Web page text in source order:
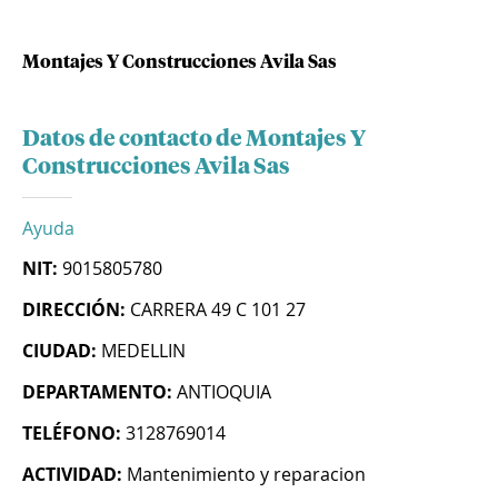
Montajes Y Construcciones Avila Sas
Datos de contacto de Montajes Y
Construcciones Avila Sas
Ayuda
NIT: 9015805780
DIRECCIÓN: CARRERA 49 C 101 27
CIUDAD: MEDELLIN
DEPARTAMENTO: ANTIOQUIA
TELÉFONO: 3128769014
ACTIVIDAD: Mantenimiento y reparacion